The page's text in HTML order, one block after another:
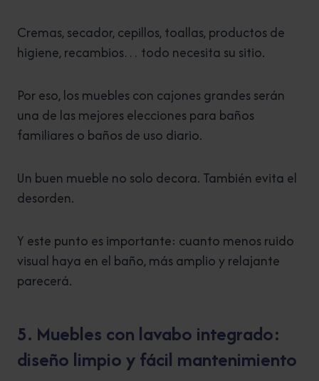
Cremas, secador, cepillos, toallas, productos de
higiene, recambios… todo necesita su sitio.
Por eso, los muebles con cajones grandes serán
una de las mejores elecciones para baños
familiares o baños de uso diario.
Un buen mueble no solo decora. También evita el
desorden.
Y este punto es importante: cuanto menos ruido
visual haya en el baño, más amplio y relajante
parecerá.
5. Muebles con lavabo integrado:
diseño limpio y fácil mantenimiento